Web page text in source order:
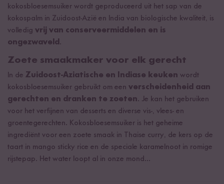
kokosbloesemsuiker wordt geproduceerd uit het sap van de
kokospalm in Zuidoost-Azië en India van biologische kwaliteit, is
volledig vrij van conserveermiddelen en is
ongezwaveld .
Zoete smaakmaker voor elk gerecht
In de Zuidoost-Aziatische en Indiase keuken wordt
kokosbloesemsuiker gebruikt om een verscheidenheid aan
gerechten en dranken te zoeten. Je kan het gebruiken
voor het verfijnen van desserts en diverse vis-, vlees- en
groentegerechten. Kokosbloesemsuiker is het geheime
ingrediënt voor een zoete smaak in Thaise curry, de kers op de
taart in mango sticky rice en de speciale karamelnoot in romige
rijstepap. Het water loopt al in onze mond...